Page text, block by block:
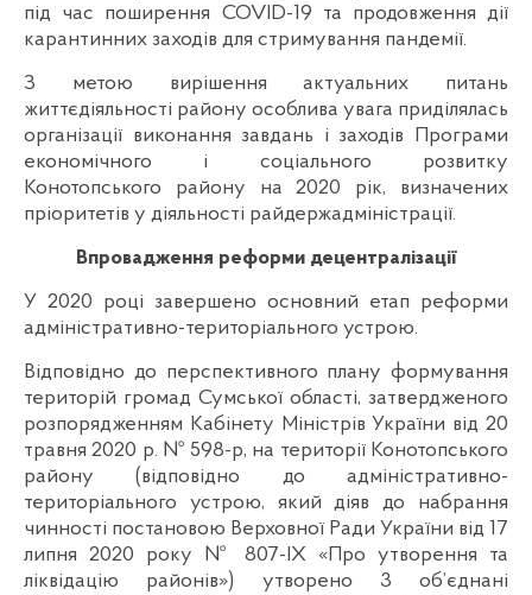
під час поширення COVID-19 та продовження дії
карантинних заходів для стримування пандемії.
З метою вирішення актуальних питань
життєдіяльності району особлива увага приділялась
організації виконання завдань і заходів Програми
економічного і соціального розвитку
Конотопського району на 2020 рік, визначених
пріоритетів у діяльності райдержадміністрації.
Впровадження реформи децентралізації
У 2020 році завершено основний етап реформи
адміністративно-територіального устрою.
Відповідно до перспективного плану формування
територій громад Сумської області, затвердженого
розпорядженням Кабінету Міністрів України від 20
травня 2020 р. № 598-р, на території Конотопського
району (відповідно до адміністративно-
територіального устрою, який діяв до набрання
чинності постановою Верховної Ради України від 17
липня 2020 року № 807-IX «Про утворення та
ліквідацію районів») утворено 3 об’єднані